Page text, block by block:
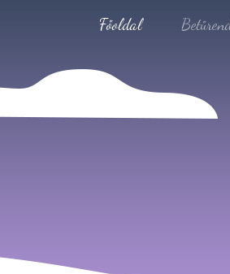
Főoldal